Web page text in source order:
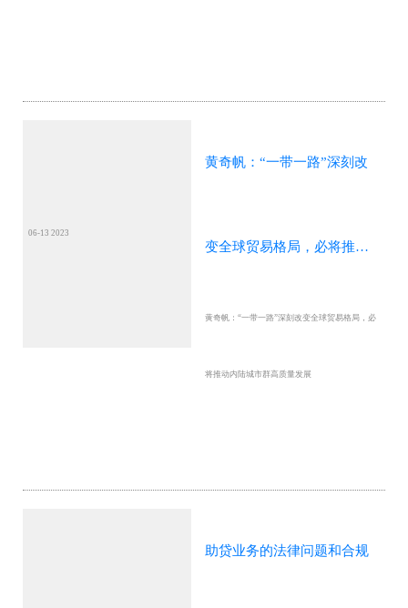
06-13 2023
黄奇帆：“一带一路”深刻改
变全球贸易格局，必将推动
黄奇帆：“一带一路”深刻改变全球贸易格局，必
将推动内陆城市群高质量发展
助贷业务的法律问题和合规